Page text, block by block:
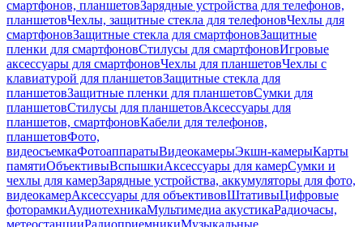
смартфонов, планшетовЗарядные устройства для телефонов,
планшетовЧехлы, защитные стекла для телефоновЧехлы для
смартфоновЗащитные стекла для смартфоновЗащитные
пленки для смартфоновСтилусы для смартфоновИгровые
аксессуары для смартфоновЧехлы для планшетовЧехлы с
клавиатурой для планшетовЗащитные стекла для
планшетовЗащитные пленки для планшетовСумки для
планшетовСтилусы для планшетовАксессуары для
планшетов, смартфоновКабели для телефонов,
планшетовФото,
видеосъемкаФотоаппаратыВидеокамерыЭкшн-камерыКарты
памятиОбъективыВспышкиАксессуары для камерСумки и
чехлы для камерЗарядные устройства, аккумуляторы для фото,
видеокамерАксессуары для объективовШтативыЦифровые
фоторамкиАудиотехникаМультимедиа акустикаРадиочасы,
метеостанцииРадиоприемникиМузыкальные